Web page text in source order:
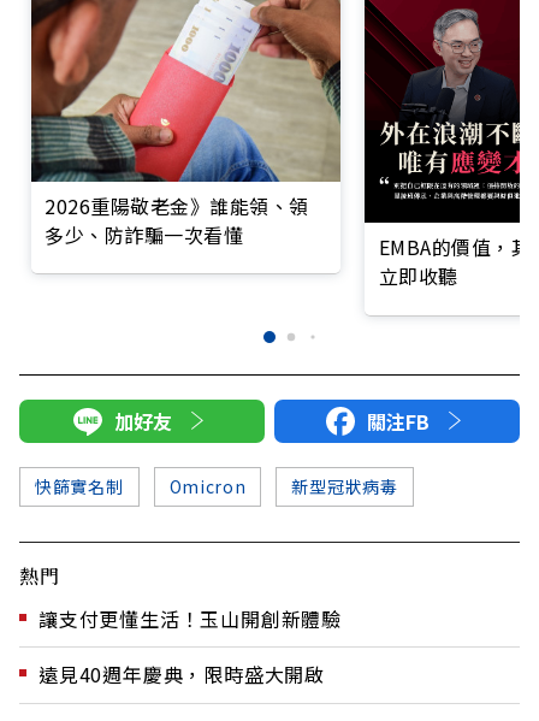
2026重陽敬老金》誰能領、領
多少、防詐騙一次看懂
EMBA的價值，
立即收聽
加好友 關注FB
快篩實名制 Omicron 新型冠狀病毒
熱門
讓支付更懂生活！玉山開創新體驗
遠見40週年慶典，限時盛大開啟